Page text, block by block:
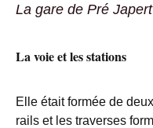
La gare de Pré Japert
La voie et les stations
Elle était formée de
rails et les traverses